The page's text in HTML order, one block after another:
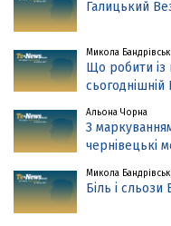
Галицький
Микола
Що робити із
сьогоднішній
Альона Чорна
З
чернівецькі
Микола
Біль і сльози